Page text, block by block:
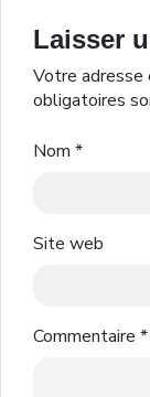
Laisser
Votre adresse
obligatoires
Nom *
Site web
Commentaire *